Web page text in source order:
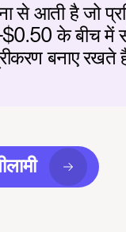
से आती है
के बीच में
बनाए रखते